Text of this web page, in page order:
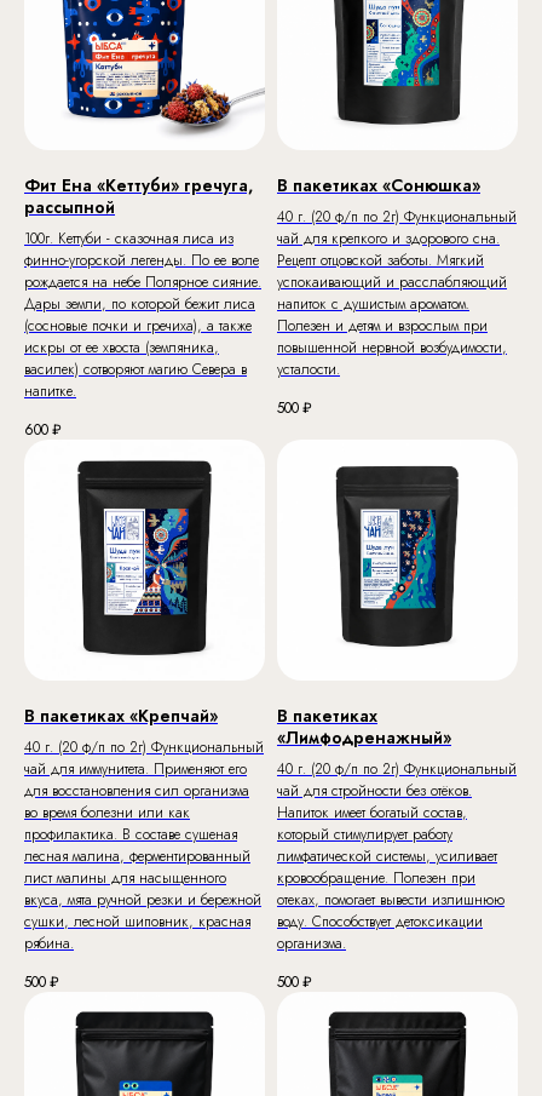
Фит Ена «Кеттуби» гречуга,
рассыпной
100г. Кеттуби - сказочная лиса из
финно-угорской легенды. По ее воле
рождается на небе Полярное сияние.
Дары земли, по которой бежит лиса
(сосновые почки и гречиха), а также
искры от ее хвоста (земляника,
василек) сотворяют магию Севера в
напитке.
600₽
В пакетиках «Сонюшка»
40 г. (20 ф/п по 2г) Функциональный
чай для крепкого и здорового сна.
Рецепт отцовской заботы. Мягкий
успокаивающий и расслабляющий
напиток с душистым ароматом.
Полезен и детям и взрослым при
повышенной нервной возбудимости,
усталости.
500₽
В пакетиках «Крепчай»
40 г. (20 ф/п по 2г) Функциональный
чай для иммунитета. Применяют его
для восстановления сил организма
во время болезни или как
профилактика. В составе сушеная
лесная малина, ферментированный
лист малины для насыщенного
вкуса, мята ручной резки и бережной
сушки, лесной шиповник, красная
рябина.
500₽
В пакетиках
«Лимфодренажный»
40 г. (20 ф/п по 2г) Функциональный
чай для стройности без отёков.
Напиток имеет богатый состав,
который стимулирует работу
лимфатической системы, усиливает
кровообращение. Полезен при
отеках, помогает вывести излишнюю
воду. Способствует детоксикации
организма.
500₽